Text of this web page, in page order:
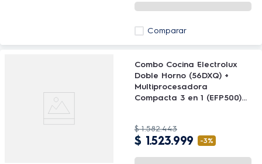
Comparar
Combo Cocina Electrolux
Doble Horno (56DXQ) +
Multiprocesadora
Compacta 3 en 1 (EFP500)
$ 1.582.443
$ 1.523.999 -3%